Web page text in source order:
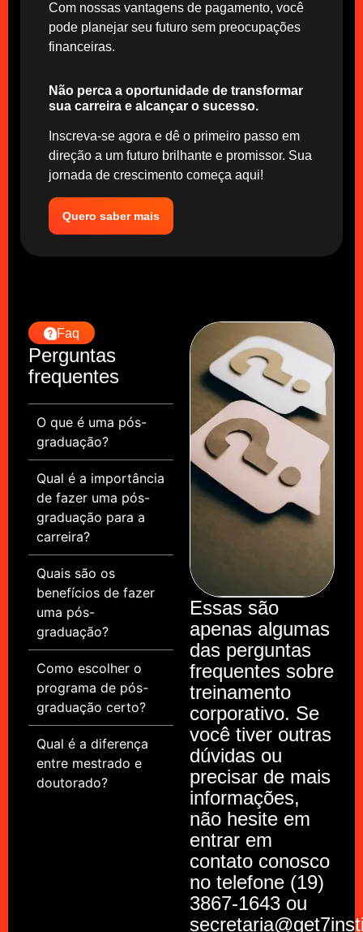
Com nossas vantagens de pagamento, você
pode planejar seu futuro sem preocupações
financeiras.
Não perca a oportunidade de transformar
sua carreira e alcançar o sucesso.
Inscreva-se agora e dê o primeiro passo em
direção a um futuro brilhante e promissor. Sua
jornada de crescimento começa aqui!
Quero saber mais
Faq
Perguntas
frequentes
O que é uma pós-
graduação?
Qual é a importância
de fazer uma pós-
graduação para a
carreira?
Quais são os
benefícios de fazer
uma pós-
graduação?
Como escolher o
programa de pós-
graduação certo?
Qual é a diferença
entre mestrado e
doutorado?
Essas são
apenas algumas
das perguntas
frequentes sobre
treinamento
corporativo. Se
você tiver outras
dúvidas ou
precisar de mais
informações,
não hesite em
entrar em
contato conosco
no telefone (19)
3867-1643 ou